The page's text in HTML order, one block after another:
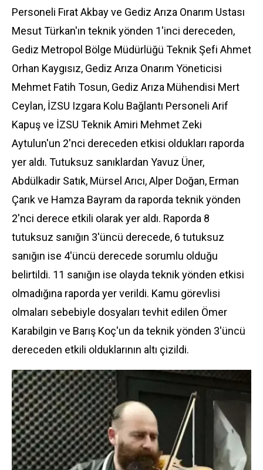
Personeli Fırat Akbay ve Gediz Arıza Onarım Ustası
Mesut Türkan'ın teknik yönden 1'inci dereceden,
Gediz Metropol Bölge Müdürlüğü Teknik Şefi Ahmet
Orhan Kaygısız, Gediz Arıza Onarım Yöneticisi
Mehmet Fatih Tosun, Gediz Arıza Mühendisi Mert
Ceylan, İZSU Izgara Kolu Bağlantı Personeli Arif
Kapuş ve İZSU Teknik Amiri Mehmet Zeki
Aytulun'un 2'nci dereceden etkisi oldukları raporda
yer aldı. Tutuksuz sanıklardan Yavuz Üner,
Abdülkadir Satık, Mürsel Arıcı, Alper Doğan, Erman
Çarık ve Hamza Bayram da raporda teknik yönden
2'nci derece etkili olarak yer aldı. Raporda 8
tutuksuz sanığın 3'üncü derecede, 6 tutuksuz
sanığın ise 4'üncü derecede sorumlu olduğu
belirtildi. 11 sanığın ise olayda teknik yönden etkisi
olmadığına raporda yer verildi. Kamu görevlisi
olmaları sebebiyle dosyaları tevhit edilen Ömer
Karabilgin ve Barış Koç'un da teknik yönden 3'üncü
dereceden etkili olduklarının altı çizildi.